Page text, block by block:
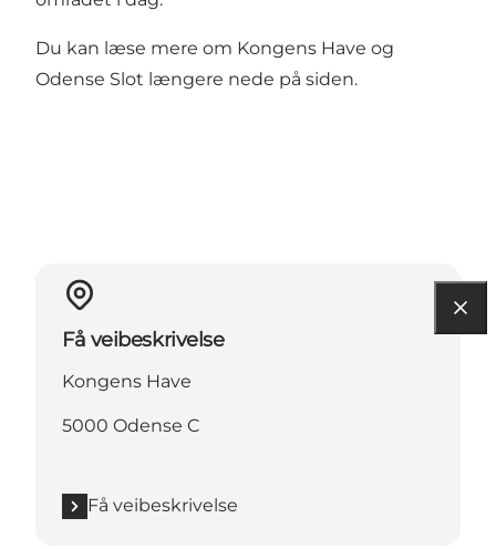
Du kan læse mere om Kongens Have og
Odense Slot længere nede på siden.
Få veibeskrivelse
Kongens Have
5000 Odense C
Få veibeskrivelse